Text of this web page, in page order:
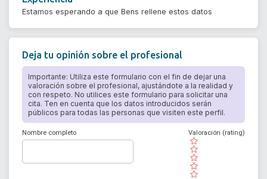
Estamos esperando a que Bens rellene estos datos
Deja tu opinión sobre el profesional
Importante: Utiliza este formulario con el fin de dejar una
valoración sobre el profesional, ajustándote a la realidad y
con respeto. No utilices este formulario para solicitar una
cita. Ten en cuenta que los datos introducidos serán
públicos para todas las personas que visiten este perfil.
Nombre completo
( )
( )
( )
( )
( )
Valoración (rating)